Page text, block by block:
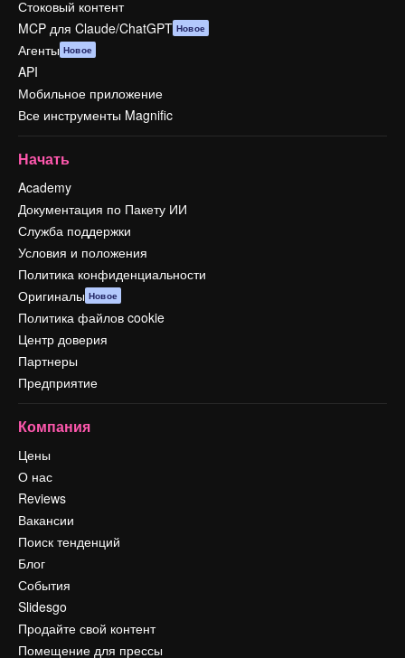
Стоковый контент
MCP для Claude/ChatGPT Новое
Агенты Новое
API
Мобильное приложение
Все инструменты Magnific
Начать
Academy
Документация по Пакету ИИ
Служба поддержки
Условия и положения
Политика конфиденциальности
Оригиналы Новое
Политика файлов cookie
Центр доверия
Партнеры
Предприятие
Компания
Цены
О нас
Reviews
Вакансии
Поиск тенденций
Блог
События
Slidesgo
Продайте свой контент
Помещение для прессы